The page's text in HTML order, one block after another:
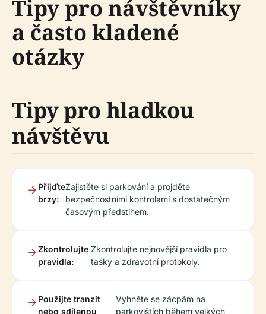
Tipy pro návštěvníky
a často kladené
otázky
Tipy pro hladkou
návštěvu
Přijďte
brzy:
Zajistěte si parkování a projděte
bezpečnostními kontrolami s dostatečným
časovým předstihem.
Zkontrolujte
pravidla:
Zkontrolujte nejnovější pravidla pro
tašky a zdravotní protokoly.
Použijte tranzit
nebo sdílenou
Vyhněte se zácpám na
parkovištích během velkých